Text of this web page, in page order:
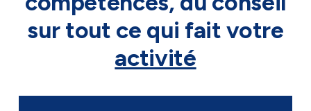
sur tout ce qui fait votre
activité